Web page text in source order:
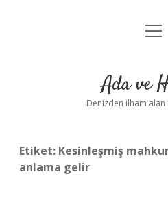
Yasal
Ada ve
Denizden ilham
Etiket: Kesinleşmiş
anlama gelir